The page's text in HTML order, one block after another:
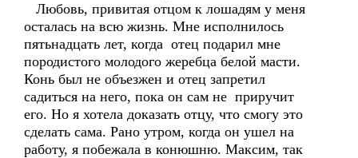
Любовь, привитая отцом к лошадям у меня
осталась на всю жизнь. Мне исполнилось
пятьнадцать лет, когда отец подарил мне
породистого молодого жеребца белой масти.
Конь был не объезжен и отец запретил
садиться на него, пока он сам не приручит
его. Но я хотела доказать отцу, что смогу это
сделать сама. Рано утром, когда он ушел на
работу, я побежала в конюшню. Максим, так